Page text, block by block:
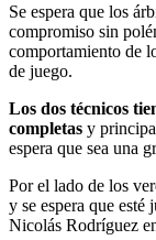
Se espera que los
compromiso sin
comportamiento de
de juego.
Los dos técnicos
completas y
espera que sea una
Por el lado de los
y se espera que
Nicolás Rodríguez